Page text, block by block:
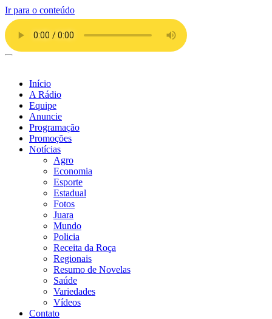
Ir para o conteúdo
Início
A Rádio
Equipe
Anuncie
Programação
Promoções
Notícias
Agro
Economia
Esporte
Estadual
Fotos
Juara
Mundo
Policia
Receita da Roça
Regionais
Resumo de Novelas
Saúde
Variedades
Vídeos
Contato